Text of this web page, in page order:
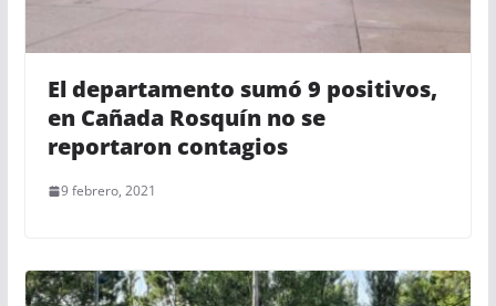
El departamento sumó 9 positivos,
en Cañada Rosquín no se
reportaron contagios
9 febrero, 2021